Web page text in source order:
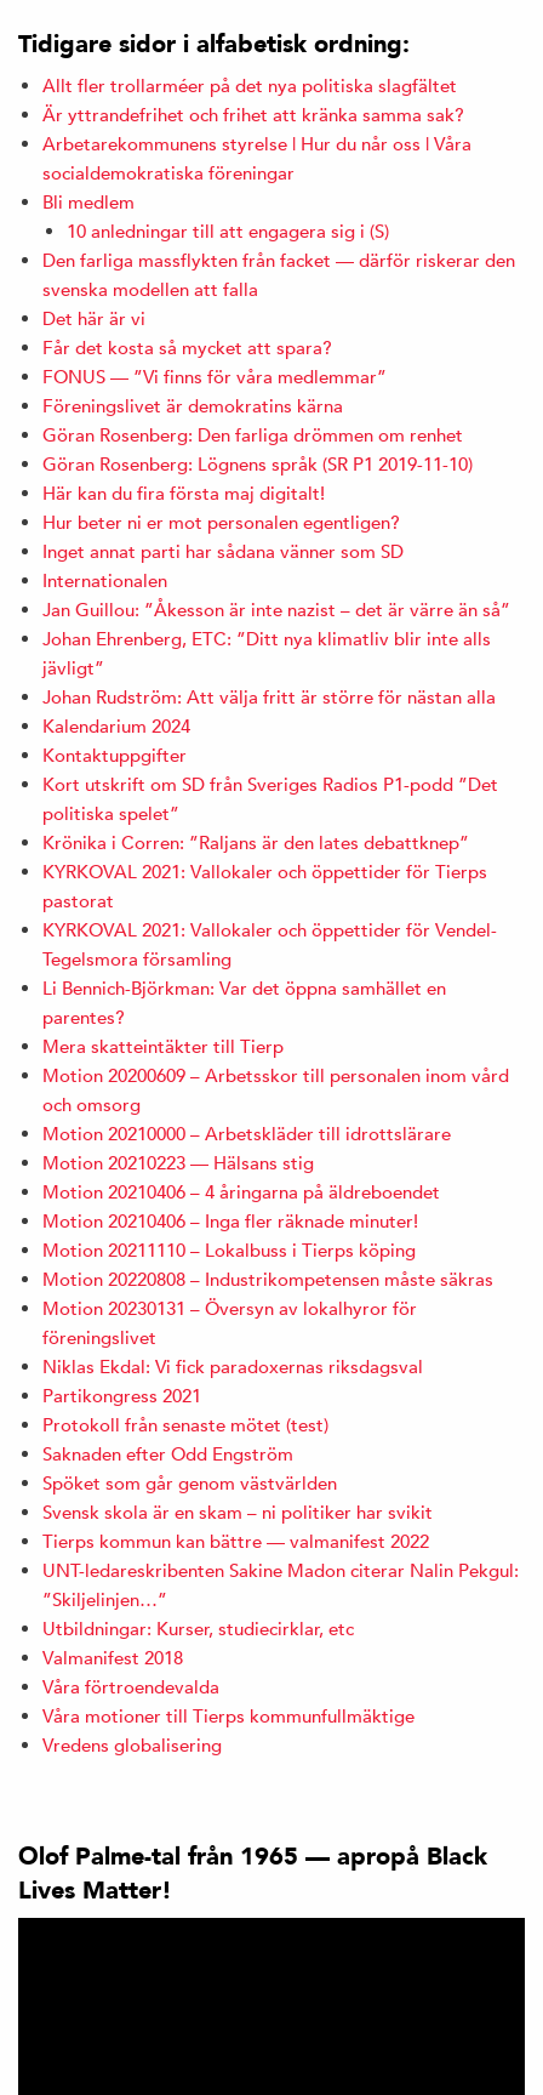
Tidigare sidor i alfabetisk ordning:
Allt fler trollarméer på det nya politiska slagfältet
Är yttrandefrihet och frihet att kränka samma sak?
Arbetarekommunens styrelse | Hur du når oss | Våra
socialdemokratiska föreningar
Bli medlem
10 anledningar till att engagera sig i (S)
Den farliga massflykten från facket — därför riskerar den
svenska modellen att falla
Det här är vi
Får det kosta så mycket att spara?
FONUS — ”Vi finns för våra medlemmar”
Föreningslivet är demokratins kärna
Göran Rosenberg: Den farliga drömmen om renhet
Göran Rosenberg: Lögnens språk (SR P1 2019-11-10)
Här kan du fira första maj digitalt!
Hur beter ni er mot personalen egentligen?
Inget annat parti har sådana vänner som SD
Internationalen
Jan Guillou: ”Åkesson är inte nazist – det är värre än så”
Johan Ehrenberg, ETC: ”Ditt nya klimatliv blir inte alls
jävligt”
Johan Rudström: Att välja fritt är större för nästan alla
Kalendarium 2024
Kontaktuppgifter
Kort utskrift om SD från Sveriges Radios P1-podd ”Det
politiska spelet”
Krönika i Corren: ”Raljans är den lates debattknep”
KYRKOVAL 2021: Vallokaler och öppettider för Tierps
pastorat
KYRKOVAL 2021: Vallokaler och öppettider för Vendel-
Tegelsmora församling
Li Bennich-Björkman: Var det öppna samhället en
parentes?
Mera skatteintäkter till Tierp
Motion 20200609 – Arbetsskor till personalen inom vård
och omsorg
Motion 20210000 – Arbetskläder till idrottslärare
Motion 20210223 — Hälsans stig
Motion 20210406 – 4 åringarna på äldreboendet
Motion 20210406 – Inga fler räknade minuter!
Motion 20211110 – Lokalbuss i Tierps köping
Motion 20220808 – Industrikompetensen måste säkras
Motion 20230131 – Översyn av lokalhyror för
föreningslivet
Niklas Ekdal: Vi fick paradoxernas riksdagsval
Partikongress 2021
Protokoll från senaste mötet (test)
Saknaden efter Odd Engström
Spöket som går genom västvärlden
Svensk skola är en skam – ni politiker har svikit
Tierps kommun kan bättre — valmanifest 2022
UNT-ledareskribenten Sakine Madon citerar Nalin Pekgul:
”Skiljelinjen…”
Utbildningar: Kurser, studiecirklar, etc
Valmanifest 2018
Våra förtroendevalda
Våra motioner till Tierps kommunfullmäktige
Vredens globalisering
Olof Palme-tal från 1965 — apropå Black
Lives Matter!